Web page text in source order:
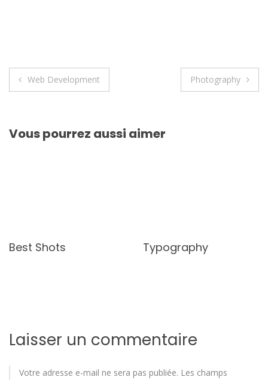
Navigation
l’article
Web Development Photography
Vous pourrez aussi aimer
Best Shots Typography
Laisser un commentaire
Votre adresse e-mail ne sera pas publiée. Les champs